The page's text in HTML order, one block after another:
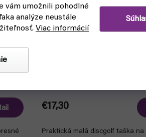
vám umožnili pohodlné
analýze neustále
Viac informácií
€17,30
Praktická malá discgolf taška